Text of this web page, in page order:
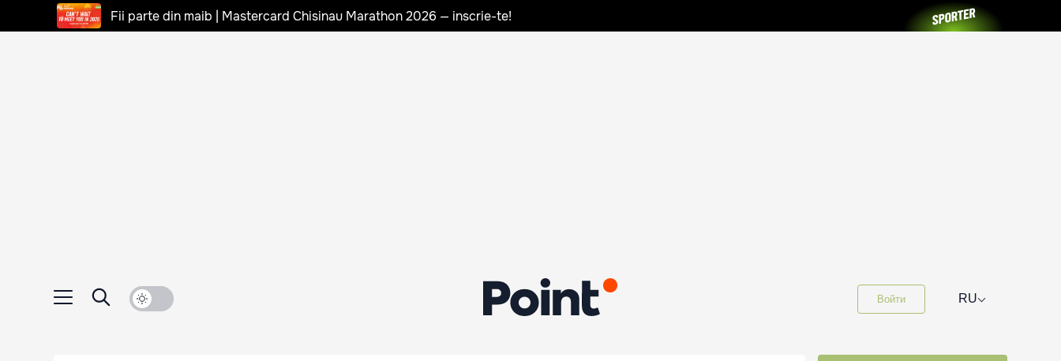
Fii parte din maib | Mastercard Chisinau Marathon 2026 — inscrie-te!
Войти RU⌵